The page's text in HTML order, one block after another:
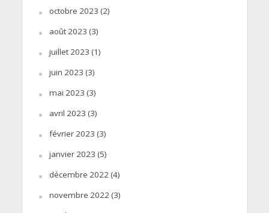
octobre 2023 (2)
août 2023 (3)
juillet 2023 (1)
juin 2023 (3)
mai 2023 (3)
avril 2023 (3)
février 2023 (3)
janvier 2023 (5)
décembre 2022 (4)
novembre 2022 (3)